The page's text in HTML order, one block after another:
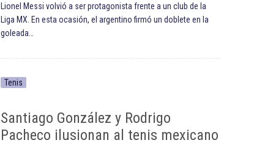
Lionel Messi volvió a ser protagonista frente a un club de la
Liga MX. En esta ocasión, el argentino firmó un doblete en la
goleada…
Tenis
Santiago González y Rodrigo
Pacheco ilusionan al tenis mexicano